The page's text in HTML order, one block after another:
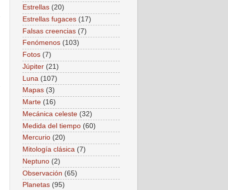
Estrellas (20)
Estrellas fugaces (17)
Falsas creencias (7)
Fenómenos (103)
Fotos (7)
Júpiter (21)
Luna (107)
Mapas (3)
Marte (16)
Mecánica celeste (32)
Medida del tiempo (60)
Mercurio (20)
Mitología clásica (7)
Neptuno (2)
Observación (65)
Planetas (95)